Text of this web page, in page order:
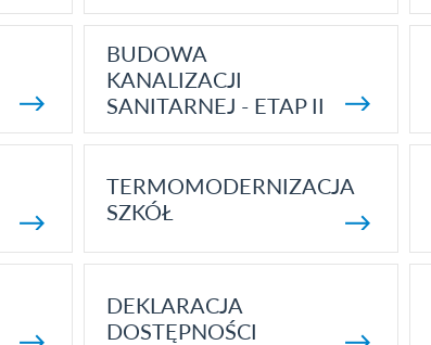
BUDOWA
KANALIZACJI
SANITARNEJ - ETAP II
TERMOMODERNIZACJA
SZKÓŁ
DEKLARACJA
DOSTĘPNOŚCI